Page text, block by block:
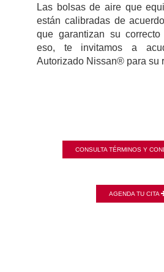
Las bolsas de aire que
están calibradas de
que garantizan su
eso, te invitamos a
Autorizado Nissan® para su
CONSULTA TÉRMINOS Y
AGENDA TU CITA